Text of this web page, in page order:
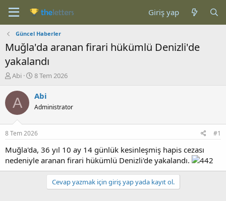
Giriş yap
Güncel Haberler
Muğla'da aranan firari hükümlü Denizli'de
yakalandı
K
n
b
u
u
b
a
l
Abi
B
ş
a
g
ı
ç
t
a
8 Tem 2026
A Abi
Administrator
8 Tem 2026 #1
Muğla'da, 36 yıl 10 ay 14 günlük kesinleşmiş hapis cezası
nedeniyle aranan firari hükümlü Denizli'de yakalandı.
Cevap yazmak için giriş yap yada kayıt ol.